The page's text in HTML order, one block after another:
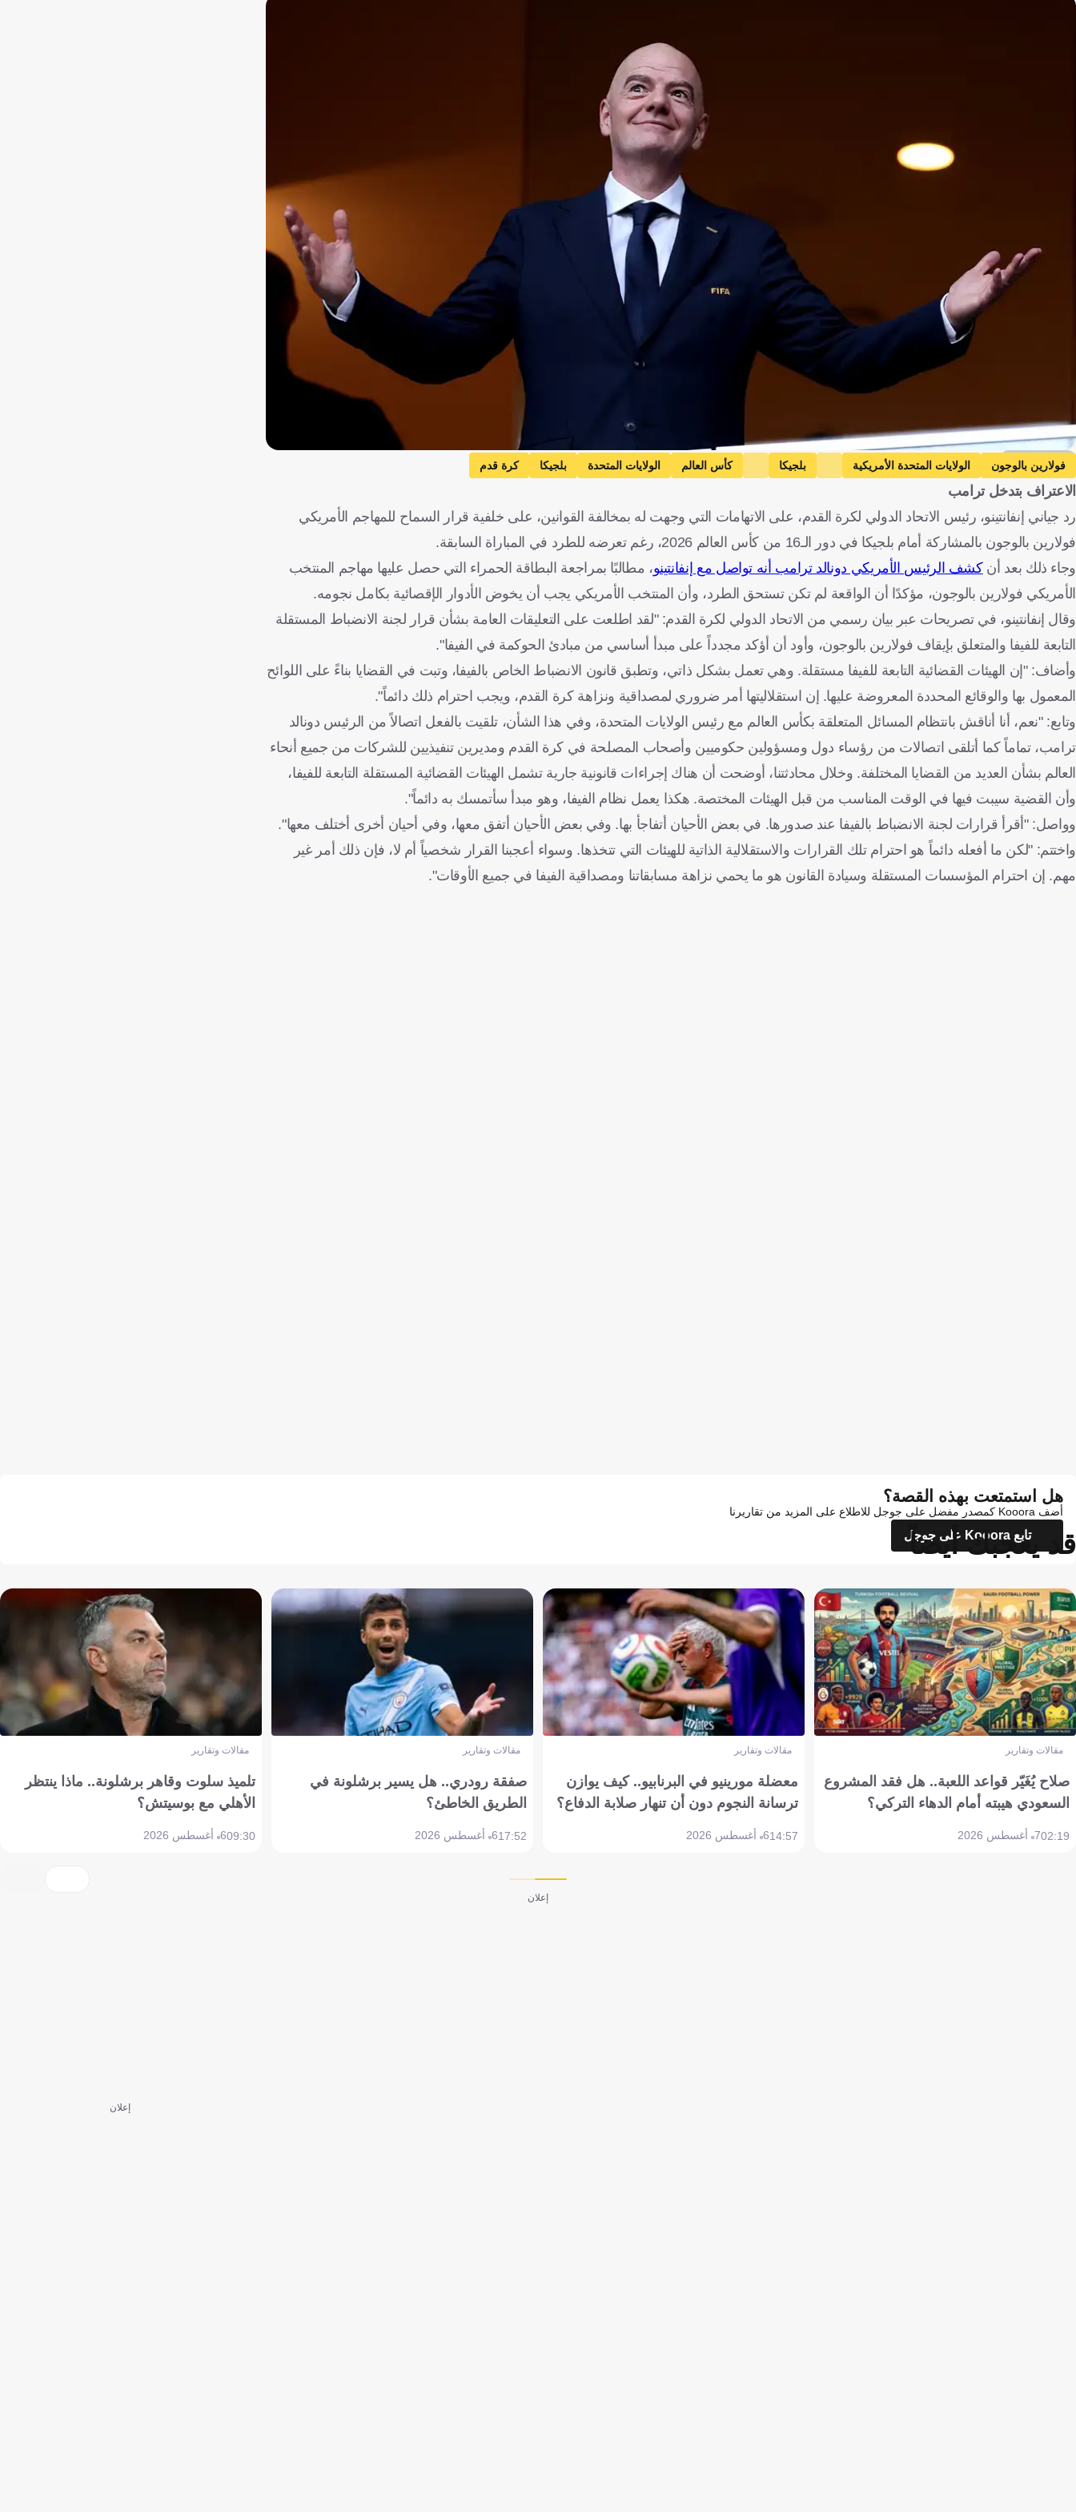
Getty Images
فولارين بالوجون الولايات المتحدة الأمريكية بلجيكا كأس العالم الولايات المتحدة بلجيكا كرة قدم
الاعتراف بتدخل ترامب
رد جياني إنفانتينو، رئيس الاتحاد الدولي لكرة القدم، على الاتهامات التي وجهت له بمخالفة القوانين، على خلفية قرار السماح للمهاجم الأمريكي
فولارين بالوجون بالمشاركة أمام بلجيكا في دور الـ16 من كأس العالم 2026، رغم تعرضه للطرد في المباراة السابقة.
وجاء ذلك بعد أنكشف الرئيس الأمريكي دونالد ترامب أنه تواصل مع إنفانتينو، مطالبًا بمراجعة البطاقة الحمراء التي حصل عليها مهاجم المنتخب
الأمريكي فولارين بالوجون، مؤكدًا أن الواقعة لم تكن تستحق الطرد، وأن المنتخب الأمريكي يجب أن يخوض الأدوار الإقصائية بكامل نجومه.
وقال إنفانتينو، في تصريحات عبر بيان رسمي من الاتحاد الدولي لكرة القدم: "لقد اطلعت على التعليقات العامة بشأن قرار لجنة الانضباط المستقلة
التابعة للفيفا والمتعلق بإيقاف فولارين بالوجون، وأود أن أؤكد مجدداً على مبدأ أساسي من مبادئ الحوكمة في الفيفا".
وأضاف: "إن الهيئات القضائية التابعة للفيفا مستقلة. وهي تعمل بشكل ذاتي، وتطبق قانون الانضباط الخاص بالفيفا، وتبت في القضايا بناءً على اللوائح
المعمول بها والوقائع المحددة المعروضة عليها. إن استقلاليتها أمر ضروري لمصداقية ونزاهة كرة القدم، ويجب احترام ذلك دائماً".
وتابع: "نعم، أنا أناقش بانتظام المسائل المتعلقة بكأس العالم مع رئيس الولايات المتحدة، وفي هذا الشأن، تلقيت بالفعل اتصالاً من الرئيس دونالد
ترامب، تماماً كما أتلقى اتصالات من رؤساء دول ومسؤولين حكوميين وأصحاب المصلحة في كرة القدم ومديرين تنفيذيين للشركات من جميع أنحاء
العالم بشأن العديد من القضايا المختلفة. وخلال محادثتنا، أوضحت أن هناك إجراءات قانونية جارية تشمل الهيئات القضائية المستقلة التابعة للفيفا،
وأن القضية سيبت فيها في الوقت المناسب من قبل الهيئات المختصة. هكذا يعمل نظام الفيفا، وهو مبدأ سأتمسك به دائماً".
وواصل: "أقرأ قرارات لجنة الانضباط بالفيفا عند صدورها. في بعض الأحيان أتفاجأ بها. وفي بعض الأحيان أتفق معها، وفي أحيان أخرى أختلف معها".
واختتم: "لكن ما أفعله دائماً هو احترام تلك القرارات والاستقلالية الذاتية للهيئات التي تتخذها. وسواء أعجبنا القرار شخصياً أم لا، فإن ذلك أمر غير
مهم. إن احترام المؤسسات المستقلة وسيادة القانون هو ما يحمي نزاهة مسابقاتنا ومصداقية الفيفا في جميع الأوقات".
هل استمتعت بهذه القصة؟
أضف Kooora كمصدر مفضل على جوجل للاطلاع على المزيد من تقاريرنا
تابع Kooora على جوجل
قد يعجبك أيضاً
مقالات وتقارير
صلاح يُغَيّر قواعد اللعبة.. هل فقد المشروع
السعودي هيبته أمام الدهاء التركي؟
02:197 أغسطس 2026
مقالات وتقارير
معضلة مورينيو في البرنابيو.. كيف يوازن
ترسانة النجوم دون أن تنهار صلابة الدفاع؟
14:576 أغسطس 2026
مقالات وتقارير
صفقة رودري.. هل يسير برشلونة في
الطريق الخاطئ؟
17:526 أغسطس 2026
مقالات وتقارير
تلميذ سلوت وقاهر برشلونة.. ماذا ينتظر
الأهلي مع بوسيتش؟
09:306 أغسطس 2026
إعلان
إعلان